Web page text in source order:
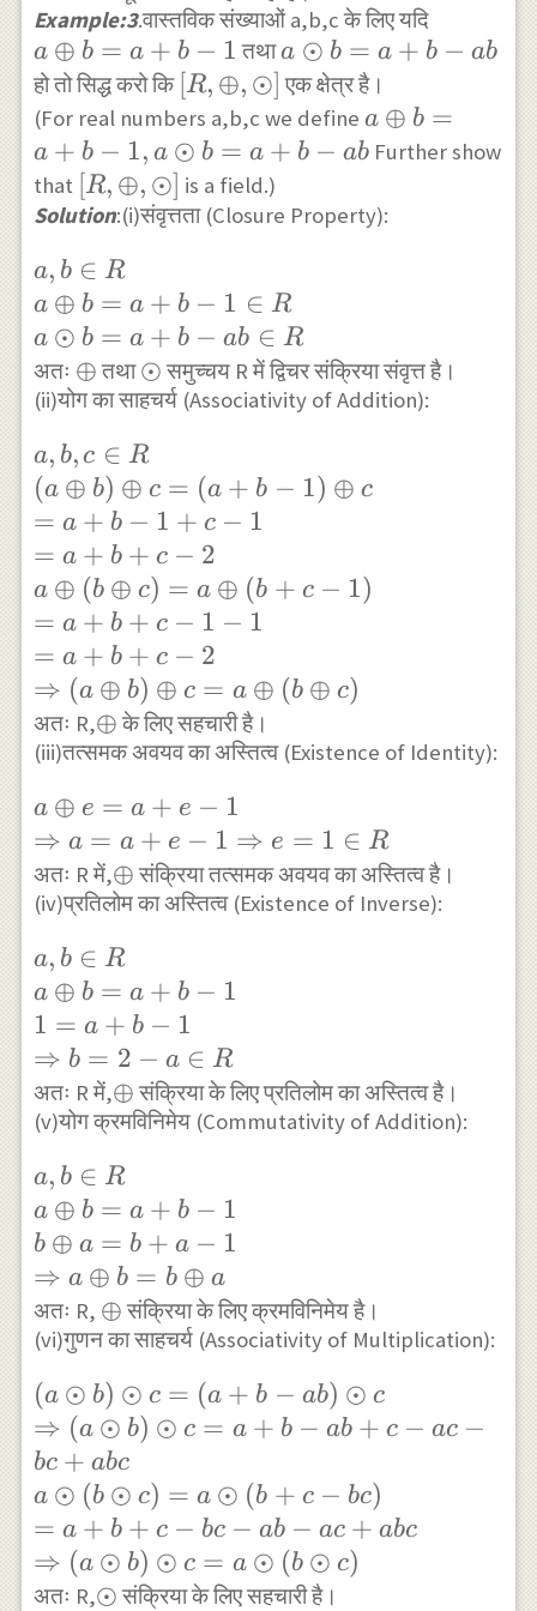
{ll}x & y \\0 & 0
\end{array}\right]=0
Example:3.वास्तविक संख्याओं a,b,c के लिए यदि
a
\oplus
b=a+b-
1
a ⊕ b = a + b − 1 तथाa \odot
b=a+b-
a b
a ⊙ b = a + b − ab
हो तो सिद्ध करो कि [R,\oplus,\odot]
R, ⊕, ⊙ एक क्षेत्र है।
(For real numbers a,b,c we define a
\oplus
1, a
a ⊕ b =
a + b − 1, a ⊙ b = a + b − ab Further show
that [R,\oplus,\odot]
R, ⊕, ⊙ is a field.)
Solution:(i)संवृत्तता (Closure Property):
a, b \in
R \\ a
\oplus
b=a+b-
1 \in R
\odot
b=a+b-
a b \in
R
a, b ∈ R
a ⊕ b = a + b − 1 ∈ R
a ⊙ b = a + b − ab ∈ R
अतः \oplus
⊕ तथा\odot
⊙ समुच्चय R में द्विचर संक्रिया संवृत्त है।
(ii)योग का साहचर्य (Associativity of Addition):
a, b, c \in R
\\ (a \oplus
b) \oplus c=
(a+b-1)
\oplus c \\
=a+b-1+c-
1 \\
=a+b+c-2
\\ a
\oplus(b
\oplus(b+c-
1) \\
=a+b+c-1-
1 \\
=a+b+c-2
\\
\Rightarrow
(a \oplus b)
\oplus c=a
\oplus(b
\oplus c)
a, b, c ∈ R
(a ⊕ b) ⊕ c = (a + b − 1) ⊕ c
= a + b − 1 + c − 1
= a + b + c − 2
a ⊕ (b ⊕ c) = a ⊕ (b + c − 1)
= a + b + c − 1 − 1
= a + b + c − 2
⇒ (a ⊕ b) ⊕ c = a ⊕ (b ⊕ c)
अतः R,\oplus
⊕ के लिए सहचारी है।
(iii)तत्समक अवयव का अस्तित्व (Existence of Identity):
a \oplus
e=a+e-1 \\
\Rightarrow
a=a+e-1
e=1 \in R
a ⊕ e = a + e − 1
⇒ a = a + e − 1 ⇒ e = 1 ∈ R
अतः R में,\oplus
⊕ संक्रिया तत्समक अवयव का अस्तित्व है।
(iv)प्रतिलोम का अस्तित्व (Existence of Inverse):
a, b \in R \\
a \oplus
b=a+b-1 \\
1=a+b-1 \\
\Rightarrow
b=2-a \in R
a, b ∈ R
a ⊕ b = a + b − 1
1 = a + b − 1
⇒ b = 2 − a ∈ R
अतः R में,\oplus
⊕ संक्रिया के लिए प्रतिलोम का अस्तित्व है।
(v)योग क्रमविनिमेय (Commutativity of Addition):
a, b \in R
\\a \oplus
b=a+b-1 \\
b \oplus
a=b+a-1 \\
\Rightarrow
b=b \oplus
a
a, b ∈ R
a ⊕ b = a + b − 1
b ⊕ a = b + a − 1
⇒ a ⊕ b = b ⊕ a
अतः R, \oplus
⊕ संक्रिया के लिए क्रमविनिमेय है।
(vi)गुणन का साहचर्य (Associativity of Multiplication):
(a \odot
b)\odot c=
(a+b-
ab)\odot
c\\
\Rightarrow
(a \odot
(a ⊙ b) ⊙ c = (a + b − ab) ⊙ c
⇒ (a ⊙ b) ⊙ c = a + b − ab + c − ac −
bc + abc
a ⊙ (b ⊙ c) = a ⊙ (b + c − bc)
= a + b + c − bc − ab − ac + abc
⇒ (a ⊙ b) ⊙ c = a ⊙ (b ⊙ c)
अतः R,\odot
⊙ संक्रिया के लिए सहचारी है।